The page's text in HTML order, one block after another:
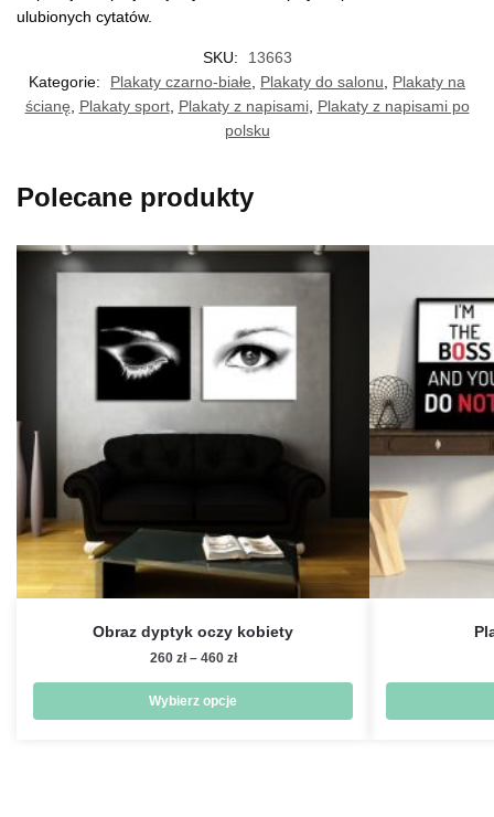
ulubionych cytatów.
SKU:
13663
Kategorie:
Plakaty czarno-białe Plakaty do salonu
Plakaty na
ścianę
Plakaty sport, Plakaty z napisami, Plakaty z napisami po
polsku
Polecane produkty
Obraz dyptyk oczy kobiety
260 zł – 460 złZakres
od
260 zł
Wybierz opcje